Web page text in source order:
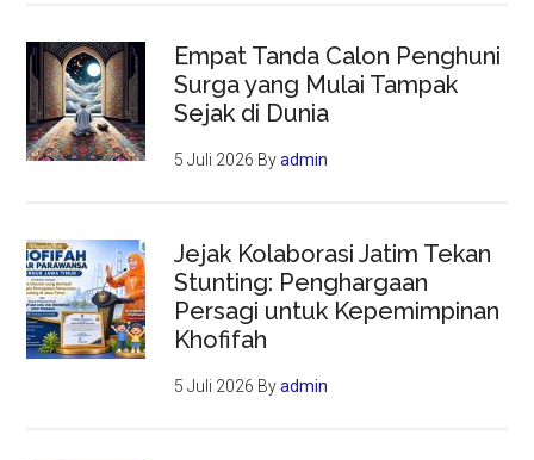
Empat Tanda Calon Penghuni
Surga yang Mulai Tampak
Sejak di Dunia
5 Juli 2026 Byadmin
Jejak Kolaborasi Jatim Tekan
Stunting: Penghargaan
Persagi untuk Kepemimpinan
Khofifah
5 Juli 2026 Byadmin